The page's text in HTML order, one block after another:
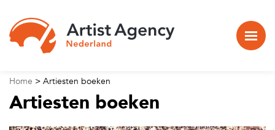
Home > Artiesten boeken
Artiesten boeken